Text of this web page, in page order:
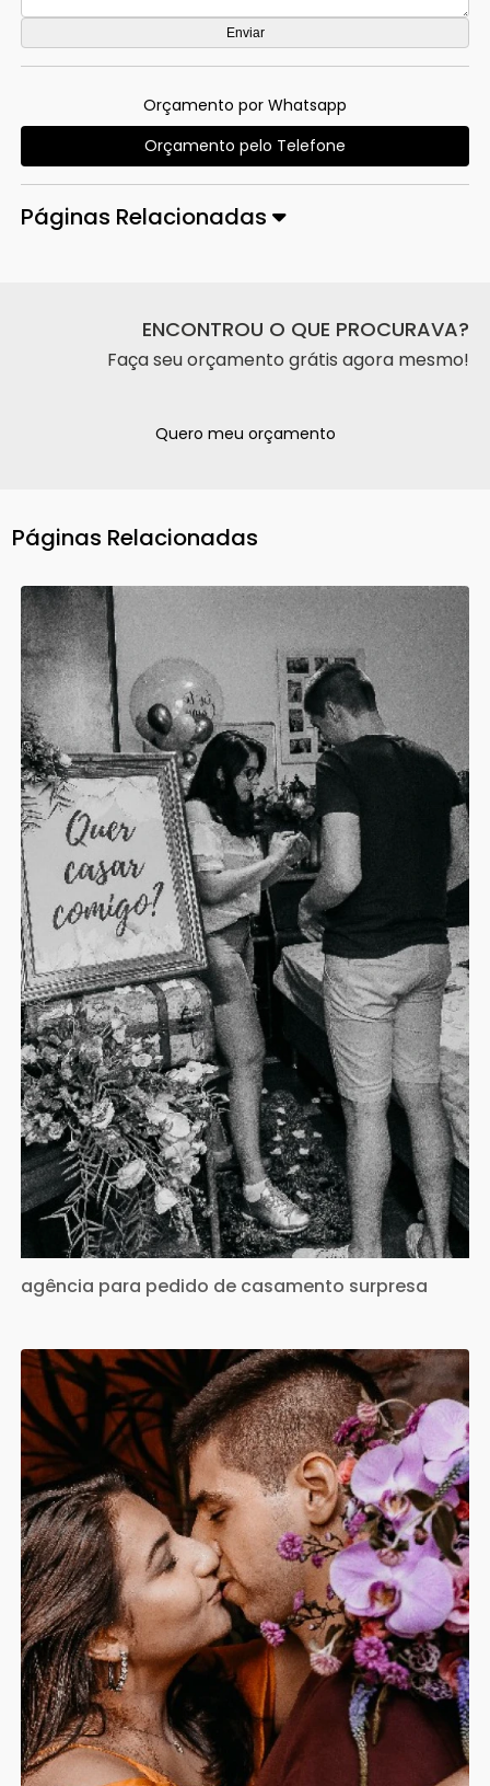
Orçamento por Whatsapp
Orçamento pelo Telefone
Páginas Relacionadas
ENCONTROU O QUE PROCURAVA?
Faça seu orçamento grátis agora mesmo!
Quero meu orçamento
Páginas Relacionadas
agência para pedido de casamento surpresa